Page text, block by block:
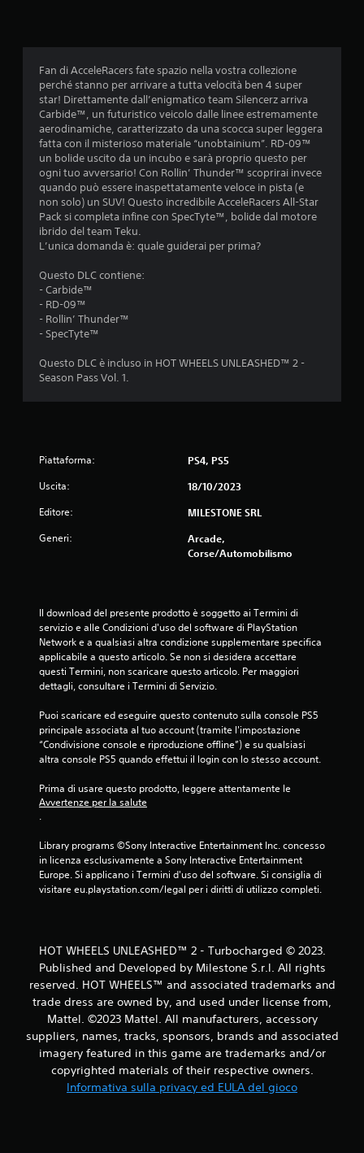
i
a
d
i
4
.
e
l
n
q
u
d
a
a
l
t
a
z
i
o
n
Fan di AcceleRacers fate spazio nella vostra collezione
perché stanno per arrivare a tutta velocità ben 4 super
star! Direttamente dall’enigmatico team Silencerz arriva
Carbide™, un futuristico veicolo dalle linee estremamente
aerodinamiche, caratterizzato da una scocca super leggera
fatta con il misterioso materiale “unobtainium”. RD-09™
un bolide uscito da un incubo e sarà proprio questo per
ogni tuo avversario! Con Rollin’ Thunder™ scoprirai invece
quando può essere inaspettatamente veloce in pista (e
non solo) un SUV! Questo incredibile AcceleRacers All-Star
Pack si completa infine con SpecTyte™, bolide dal motore
ibrido del team Teku.
L’unica domanda è: quale guiderai per prima?
Questo DLC contiene:
- Carbide™
- RD-09™
- Rollin’ Thunder™
- SpecTyte™
Questo DLC è incluso in HOT WHEELS UNLEASHED™ 2 -
Season Pass Vol. 1.
Piattaforma: PS4, PS5
Uscita: 18/10/2023
Editore: MILESTONE SRL
Generi:
Arcade,
Corse/Automobilismo
Il download del presente prodotto è soggetto ai Termini di
servizio e alle Condizioni d'uso del software di PlayStation
Network e a qualsiasi altra condizione supplementare specifica
applicabile a questo articolo. Se non si desidera accettare
questi Termini, non scaricare questo articolo. Per maggiori
dettagli, consultare i Termini di Servizio.
Puoi scaricare ed eseguire questo contenuto sulla console PS5
principale associata al tuo account (tramite l'impostazione
“Condivisione console e riproduzione offline”) e su qualsiasi
altra console PS5 quando effettui il login con lo stesso account.
Prima di usare questo prodotto, leggere attentamente le
Avvertenze per la salute
.
Library programs ©Sony Interactive Entertainment Inc. concesso
in licenza esclusivamente a Sony Interactive Entertainment
Europe. Si applicano i Termini d'uso del software. Si consiglia di
visitare eu.playstation.com/legal per i diritti di utilizzo completi.
HOT WHEELS UNLEASHED™ 2 - Turbocharged © 2023.
Published and Developed by Milestone S.r.l. All rights
reserved. HOT WHEELS™ and associated trademarks and
trade dress are owned by, and used under license from,
Mattel. ©2023 Mattel. All manufacturers, accessory
suppliers, names, tracks, sponsors, brands and associated
imagery featured in this game are trademarks and/or
copyrighted materials of their respective owners.
Informativa sulla privacy ed EULA del gioco